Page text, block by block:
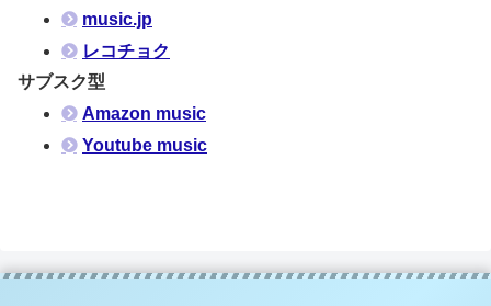
music.jp
レコチョク
サブスク型
Amazon music
Youtube music